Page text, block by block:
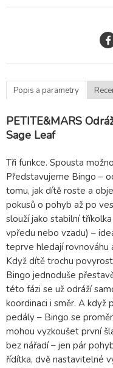
Popis a parametry
PETITE&MARS
Sage Leaf
Tři funkce. Spousta
Představujeme Bingo –
tomu, jak dítě roste a
pokusů o pohyb až po
slouží jako stabilní
vpředu nebo vzadu) –
teprve hledají rovnováhu
Když dítě trochu
Bingo jednoduše
této fázi se už odráží
koordinaci i směr. A když
pedály – Bingo se
mohou vyzkoušet první
bez nářadí – jen pár
řídítka, dvě nastavitelné